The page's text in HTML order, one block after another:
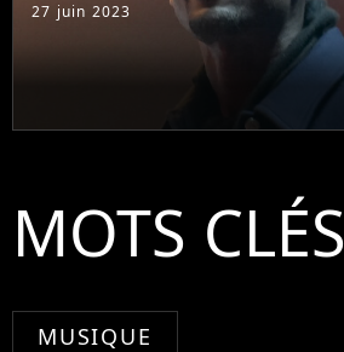
27 juin 2023
MOTS CLÉS
MUSIQUE